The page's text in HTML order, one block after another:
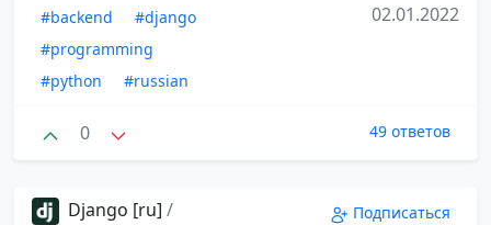
#backend
#django
#programming
#python
#russian
02.01.2022
0 49 ответов
Django [ru] /
Подписаться